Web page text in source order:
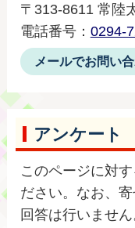
〒313-8611 常陸
電話番号： 0294-
メールでお問い
アンケート
このページに対
ださい。なお、
回答は行いません